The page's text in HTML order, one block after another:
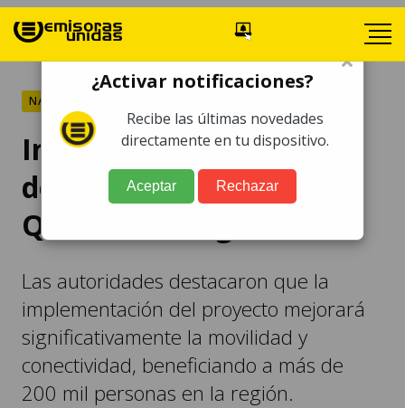
NACIONALES
Inauguran paso a
desnivel en
Quetzaltenango
Las autoridades destacaron que la
implementación del proyecto mejorará
significativamente la movilidad y
conectividad, beneficiando a más de
200 mil personas en la región.
×
¿Activar notificaciones?
Recibe las últimas novedades
directamente en tu dispositivo.
Aceptar Rechazar